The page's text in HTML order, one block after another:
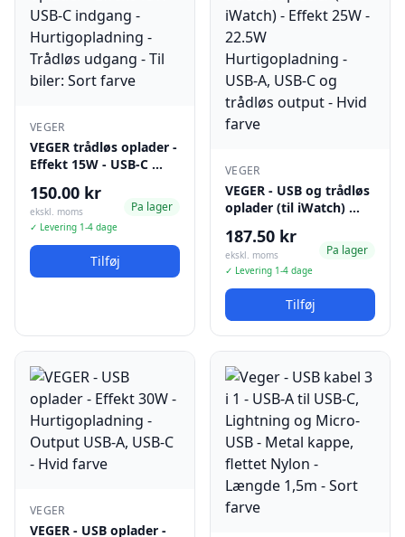
VEGER
VEGER trådløs oplader -
Effekt 15W - USB-C …
150.00 kr
ekskl. moms
✓ Levering 1-4 dage
Pa lager
Tilføj
VEGER
VEGER - USB og trådløs
oplader (til iWatch) …
187.50 kr
ekskl. moms
✓ Levering 1-4 dage
Pa lager
Tilføj
VEGER
VEGER - USB oplader -